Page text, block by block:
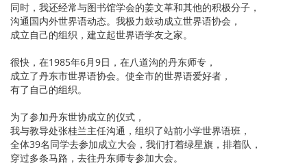
同时，我还经常与图书馆学会的姜文革和其他的积极分子，
沟通国内外世界语动态。我极力鼓动成立世界语协会，
成立自己的组织，建立起世界语学友之家。
很快，在1985年6月9日，在八道沟的丹东师专，
成立了丹东市世界语协会。使全市的世界语爱好者，
有了自己的组织。
为了参加丹东世协成立的仪式，
我与教导处张桂兰主任沟通，组织了站前小学世界语班，
全体39名同学去参加成立大会，我们打着绿星旗，排着队，
穿过多条马路，去往丹东师专参加大会。